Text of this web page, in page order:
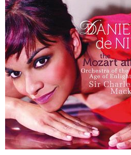
"Порги и Бесс" бормочет один из
чувств, вердиевский Яго
"Комтур" Моцарта озвучивает
злодеев - ослепительно
Полом Даниэлем и
Шведского радио
радио"